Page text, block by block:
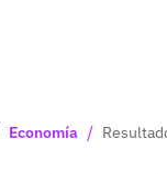
Economía /